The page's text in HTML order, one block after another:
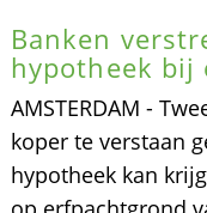
Banken
hypotheek bij
AMSTERDAM -
koper te verstaan
hypotheek kan